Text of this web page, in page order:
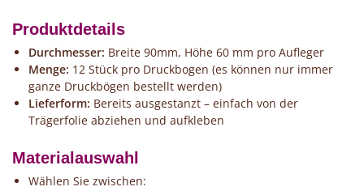
Produktdetails
Durchmesser: Breite 90mm, Höhe 60 mm pro Aufleger
Menge: 12 Stück pro Druckbogen (es können nur immer
ganze Druckbögen bestellt werden)
Lieferform: Bereits ausgestanzt – einfach von der
Trägerfolie abziehen und aufkleben
Materialauswahl
Wählen Sie zwischen: